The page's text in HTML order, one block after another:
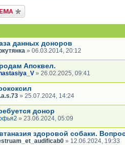
данных доноров
» 06.03.2014, 20:12
Апоквел.
» 26.02.2025, 09:41
» 25.07.2024, 14:24
донор
» 23.06.2024, 05:09
здоровой собаки.
» 12.06.2024, 19:33